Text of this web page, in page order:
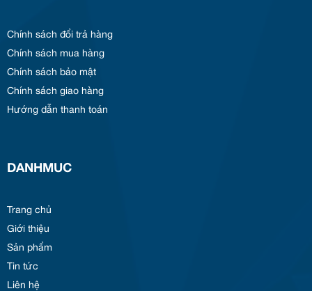
Chính sách đổi trả hàng
Chính sách mua hàng
Chính sách bảo mật
Chính sách giao hàng
Hướng dẫn thanh toán
DANHMUC
Trang chủ
Giới thiệu
Sản phẩm
Tin tức
Liên hệ